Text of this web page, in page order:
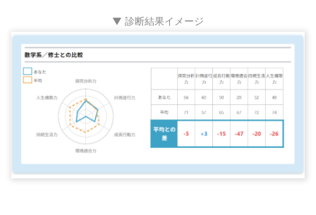
▼ 診断結果イメージ